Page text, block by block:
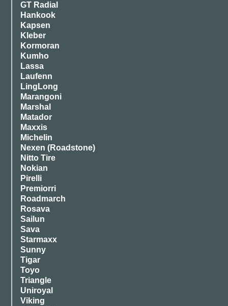
GT Radial
Hankook
Kapsen
Kleber
Kormoran
Kumho
Lassa
Laufenn
LingLong
Marangoni
Marshal
Matador
Maxxis
Michelin
Nexen (Roadstone)
Nitto Tire
Nokian
Pirelli
Premiorri
Roadmarch
Rosava
Sailun
Sava
Starmaxx
Sunny
Tigar
Toyo
Triangle
Uniroyal
Viking